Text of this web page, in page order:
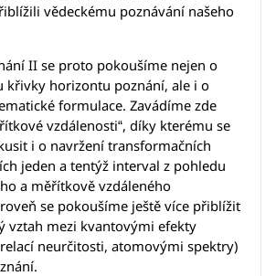
vědeckému poznávání našeho
II se proto pokoušíme nejen o
křivky horizontu poznání, ale i o
formulace. Zavádíme zde
vzdálenosti“, díky kterému se
i o navržení transformačních
jeden a tentýž interval z pohledu
a měřítkově vzdáleného
se pokoušíme ještě více přiblížit
vztah mezi kvantovými efekty
neurčitosti, atomovými spektry)